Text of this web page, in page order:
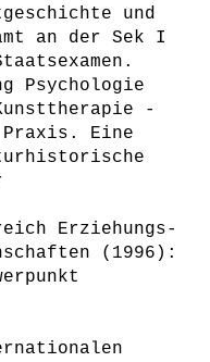
und
an der Sek I
Psychologie
-
Eine
Erziehungs-
(1996):